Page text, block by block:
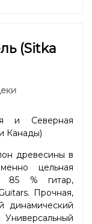
(Sitka
и Северная
Канады)
древесины в
цельная
85 % гитар,
Прочная,
динамический